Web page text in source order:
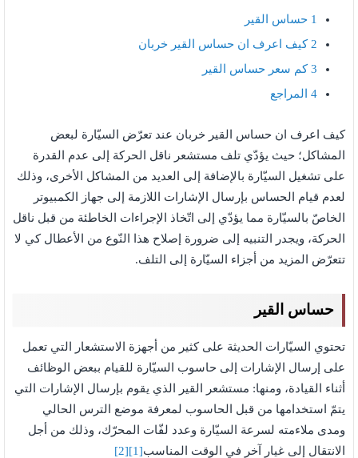
1 حساس القير
2 كيف اعرف ان حساس القير خربان
3كم سعر حساس القير
4 المراجع
كيف اعرف ان حساس القير خربان عند تعرّض السيّارة لبعض
المشاكل؛ حيث يؤدّي تلف مستشعر ناقل الحركة إلى عدم القدرة
على تشغيل السيّارة بالإضافة إلى العديد من المشاكل الأخرى، وذلك
لعدم قيام الحساس بإرسال الإشارات اللازمة إلى جهاز الكمبيوتر
الخاصّ بالسيّارة مما يؤدّي إلى اتّخاذ الإجراءات الخاطئة من قبل ناقل
الحركة، ويجدر التنبيه إلى ضرورة إصلاح هذا النّوع من الأعطال كي لا
تتعرّض المزيد من أجزاء السيّارة إلى التلف.
حساس القير
تحتوي السيّارات الحديثة على كثير من أجهزة الاستشعار التي تعمل
على إرسال الإشارات إلى حاسوب السيّارة للقيام ببعض الوظائف
أثناء القيادة، ومنها: مستشعر القير الذي يقوم بإرسال الإشارات التي
يتمّ استخدامها من قبل الحاسوب لمعرفة موضع الترس الحالي
ومدى ملاءمته لسرعة السيّارة وعدد لفّات المحرّك، وذلك من أجل
الانتقال إلى غيار آخر في الوقت المناسب[1]
[2]